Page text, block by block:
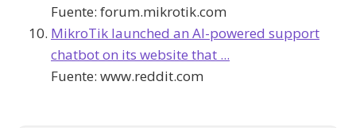
Fuente: forum.mikrotik.com
MikroTik launched an AI-powered support
chatbot on its website that ...
Fuente: www.reddit.com